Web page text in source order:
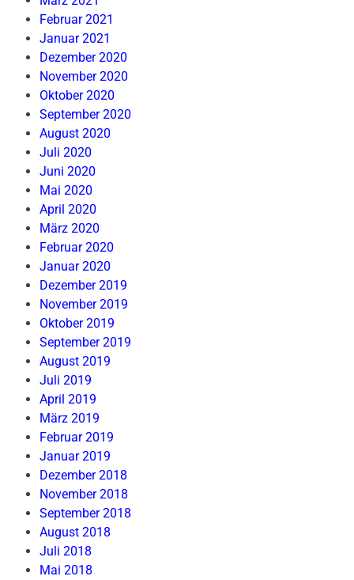
Februar 2021
Januar 2021
Dezember 2020
November 2020
Oktober 2020
September 2020
August 2020
Juli 2020
Juni 2020
Mai 2020
April 2020
März 2020
Februar 2020
Januar 2020
Dezember 2019
November 2019
Oktober 2019
September 2019
August 2019
Juli 2019
April 2019
März 2019
Februar 2019
Januar 2019
Dezember 2018
November 2018
September 2018
August 2018
Juli 2018
Mai 2018